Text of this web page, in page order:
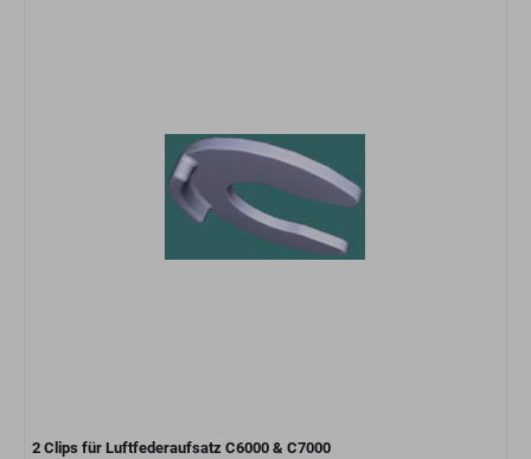
2 Clips für Luftfederaufsatz C6000 & C7000